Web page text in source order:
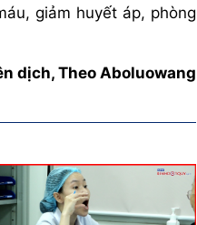
giảm huyết áp, phòng
dịch, Theo Aboluowang